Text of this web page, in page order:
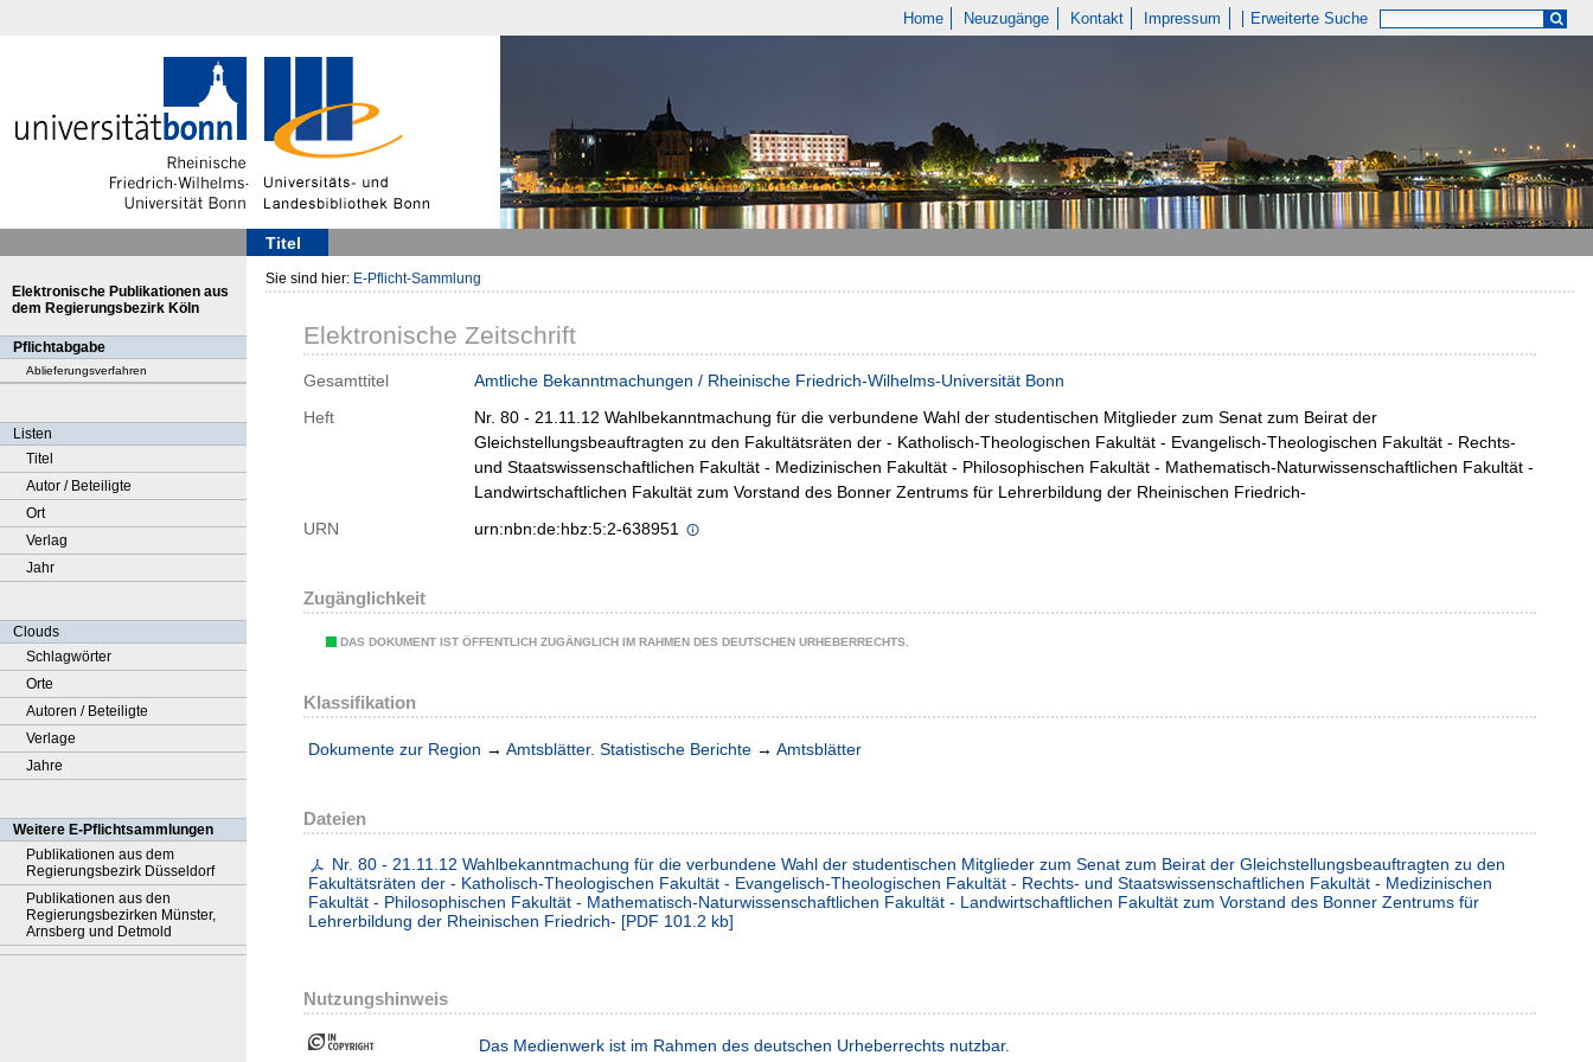
Home Neuzugänge Kontakt Impressum Erweiterte Suche
Titel
Elektronische Publikationen aus
dem Regierungsbezirk Köln
Pflichtabgabe
Ablieferungsverfahren
Listen
Titel
Autor / Beteiligte
Ort
Verlag
Jahr
Clouds
Schlagwörter
Orte
Autoren / Beteiligte
Verlage
Jahre
Weitere E-Pflichtsammlungen
Publikationen aus dem
Regierungsbezirk Düsseldorf
Publikationen aus den
Regierungsbezirken Münster,
Arnsberg und Detmold
Sie sind hier: E-Pflicht-Sammlung
Elektronische Zeitschrift
Gesamttitel
Amtliche Bekanntmachungen / Rheinische Friedrich-Wilhelms-Universität Bonn
Heft
Nr. 80 - 21.11.12 Wahlbekanntmachung für die verbundene Wahl der studentischen Mitglieder zum Senat zum Beirat der
Gleichstellungsbeauftragten zu den Fakultätsräten der - Katholisch-Theologischen Fakultät - Evangelisch-Theologischen Fakultät - Rechts-
und Staatswissenschaftlichen Fakultät - Medizinischen Fakultät - Philosophischen Fakultät - Mathematisch-Naturwissenschaftlichen Fakultät -
Landwirtschaftlichen Fakultät zum Vorstand des Bonner Zentrums für Lehrerbildung der Rheinischen Friedrich-
URN
urn:nbn:de:hbz:5:2-638951
Zugänglichkeit
DAS DOKUMENT IST ÖFFENTLICH ZUGÄNGLICH IM RAHMEN DES DEUTSCHEN URHEBERRECHTS.
Klassifikation
Dokumente zur Region → Amtsblätter. Statistische Berichte → Amtsblätter
Dateien
Nr. 80 - 21.11.12 Wahlbekanntmachung für die verbundene Wahl der studentischen Mitglieder zum Senat zum Beirat der Gleichstellungsbeauftragten zu den
Fakultätsräten der - Katholisch-Theologischen Fakultät - Evangelisch-Theologischen Fakultät - Rechts- und Staatswissenschaftlichen Fakultät - Medizinischen
Fakultät - Philosophischen Fakultät - Mathematisch-Naturwissenschaftlichen Fakultät - Landwirtschaftlichen Fakultät zum Vorstand des Bonner Zentrums für
Lehrerbildung der Rheinischen Friedrich- [PDF 101.2 kb]
Nutzungshinweis
Das Medienwerk ist im Rahmen des deutschen Urheberrechts nutzbar.